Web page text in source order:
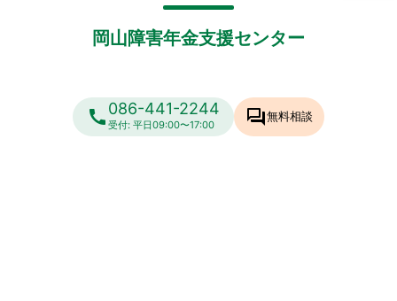
岡山障害年金支援センター
call086-441-2244
受付: 平日09:00〜17:00 forum無料相談